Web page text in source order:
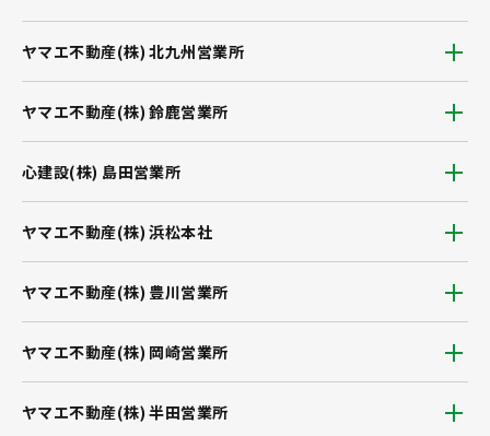
ヤマエ不動産(株) 浜松本社
ヤマエ不動産(株) 豊川営業所
ヤマエ不動産(株) 岡崎営業所
ヤマエ不動産(株) 半田営業所
ヤマエ不動産(株) 北九州営業所
ヤマエ不動産(株) 鈴鹿営業所
心建設(株) 島田営業所